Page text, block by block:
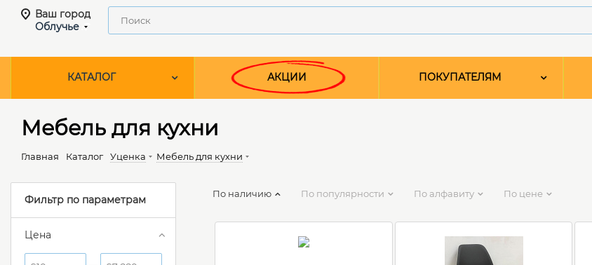
Ваш город
Облучье
КАТАЛОГ АКЦИИ ПОКУПАТЕЛЯМ
Мебель для кухни
Главная Каталог Уценка Мебель для кухни
По наличию По популярности По алфавиту По цене
Фильтр по параметрам
Цена